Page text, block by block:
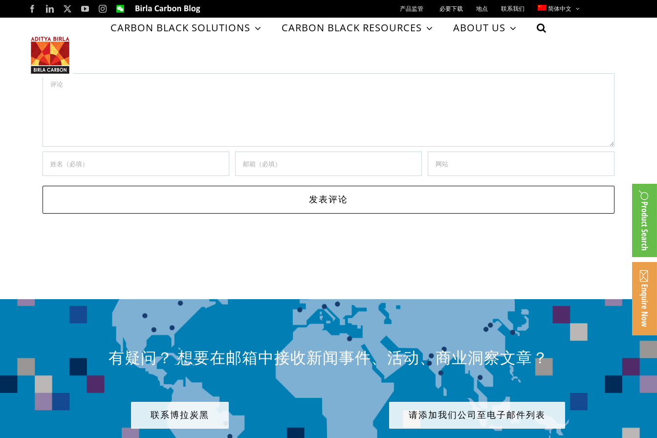
to
content
FacebookLinkedIn YouTubeInstagram
WeChatBirla
Carbon
Blog
产品监管 必要下载 地点 联系我们 简体中文
CARBON BLACK SOLUTIONS CARBON BLACK RESOURCES ABOUT US
Warehouse worker scans QR code
留言
Comment
有疑问？ 想要在邮箱中接收新闻事件、活动、商业洞察文章？
联系博拉炭黑 请添加我们公司至电子邮件列表